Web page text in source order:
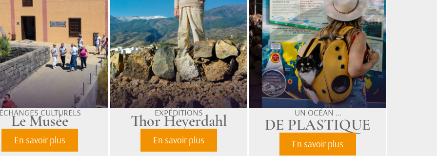
CULTURELS
Le Musée
En savoir plus
EXPÉDITIONS
Thor Heyerdahl
En savoir plus
UN OCÉAN ...
DE PLASTIQUE
En savoir plus